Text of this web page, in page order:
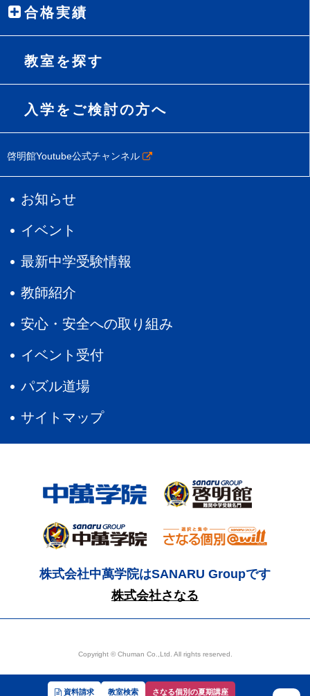
資料請求 教室検索 さなる個別の夏期講座
合格実績
教室を探す
入学をご検討の方へ
啓明館Youtube公式チャンネル
お知らせ
イベント
最新中学受験情報
教師紹介
安心・安全への取り組み
イベント受付
パズル道場
サイトマップ
株式会社中萬学院はSANARU Groupです
株式会社さなる
Copyright © Chuman Co.,Ltd. All rights reserved.